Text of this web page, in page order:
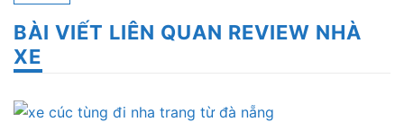
BÀI VIẾT LIÊN QUAN REVIEW NHÀ
XE